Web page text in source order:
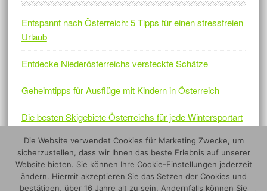
Entspannt nach Österreich: 5 Tipps für einen stressfreien
Urlaub
Entdecke Niederösterreichs versteckte Schätze
Geheimtipps für Ausflüge mit Kindern in Österreich
Die besten Skigebiete Österreichs für jede Wintersportart
Österreichs Naturjuwelen – Fünf Nationalparks, die sich
lohnen
Die Website verwendet Cookies für Marketing Zwecke, um
sicherzustellen, dass wir Ihnen das beste Erlebnis auf unserer
Website bieten. Sie können Ihre Cookie-Einstellungen jederzeit
ändern. Hiermit akzeptieren Sie das Setzen der Cookies und
bestätigen, über 16 Jahre alt zu sein. Andernfalls können Sie